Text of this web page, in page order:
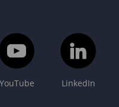
YouTube LinkedIn